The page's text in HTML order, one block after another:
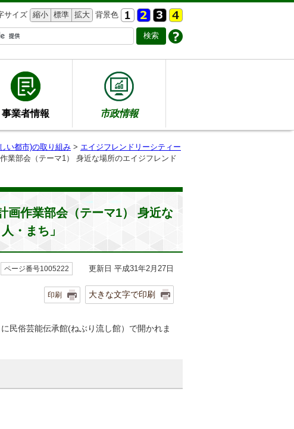
サイズ 縮小 標準 拡大 背景色
事業者情報 市政情報
い都市)の取り組み > エイジフレンドリーシティー
業部会（テーマ1） 身近な場所のエイジフレンド
画作業部会（テーマ1） 身近な
・まち」
ページ番号1005222 更新日 平成31年2月27日
印刷 大きな文字で印刷
民俗芸能伝承館(ねぶり流し館）で開かれま